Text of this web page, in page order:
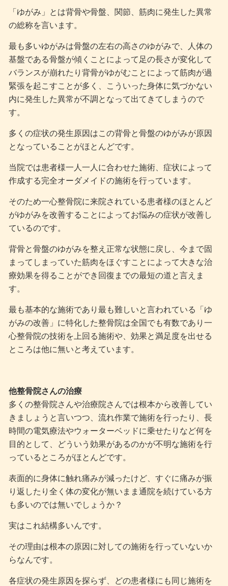
「ゆがみ」とは背骨や骨盤、関節、筋肉に発生した異常
の総称を言います。
最も多いゆがみは骨盤の左右の高さのゆがみで、人体の
基盤である骨盤が傾くことによって足の長さが変化して
バランスが崩れたり背骨がゆがむことによって筋肉が過
緊張を起こすことが多く、こういった身体に気づかない
内に発生した異常が不調となって出てきてしまうので
す。
多くの症状の発生原因はこの背骨と骨盤のゆがみが原因
となっていることがほとんどです。
当院では患者様一人一人に合わせた施術、症状によって
作成する完全オーダメイドの施術を行っています。
そのため一心整骨院に来院されている患者様のほとんど
がゆがみを改善することによってお悩みの症状が改善し
ているのです。
背骨と骨盤のゆがみを整え正常な状態に戻し、今まで固
まってしまっていた筋肉をほぐすことによって大きな治
療効果を得ることができ回復までの最短の道と言えま
す。
最も基本的な施術であり最も難しいと言われている「ゆ
がみの改善」に特化した整骨院は全国でも有数であり一
心整骨院の技術を上回る施術や、効果と満足度を出せる
ところは他に無いと考えています。
他整骨院さんの治療
多くの整骨院さんや治療院さんでは根本から改善してい
きましょうと言いつつ、流れ作業で施術を行ったり、長
時間の電気療法やウォーターベッドに乗せたりなど何を
目的として、どういう効果があるのかが不明な施術を行
っているところがほとんどです。
表面的に身体に触れ痛みが減ったけど、すぐに痛みが振
り返したり全く体の変化が無いまま通院を続けている方
も多いのでは無いでしょうか？
実はこれ結構多いんです。
その理由は根本の原因に対しての施術を行っていないか
らなんです。
各症状の発生原因を探らず、どの患者様にも同じ施術を